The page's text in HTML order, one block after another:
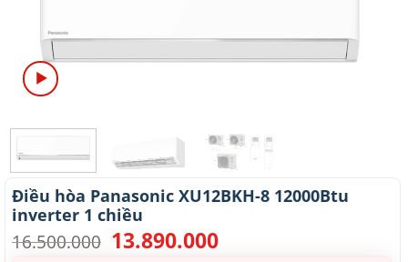
Điều hòa Panasonic XU12BKH-8 12000Btu
inverter 1 chiều
16.500.000 Giá
gốc
13.890.000Giá